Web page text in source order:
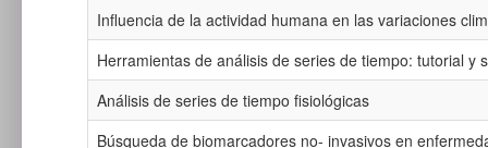
Influencia de la actividad humana en las variaciones
Herramientas de análisis de series de tiempo: tutorial y
Análisis de series de tiempo fisiológicas
Búsqueda de biomarcadores no- invasivos en